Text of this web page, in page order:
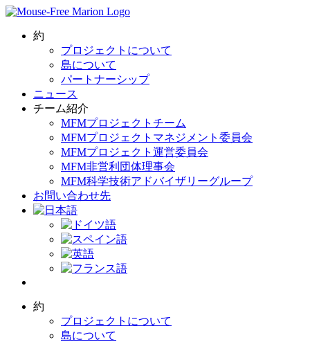
Skip
content約
プロジェクトについて
島について
パートナーシップ
ニュース
チーム紹介
MFMプロジェクトチーム
MFMプロジェクトマネジメント委員会
MFMプロジェクト運営委員会
MFM非営利団体理事会
MFM科学技術アドバイザリーグループ
お問い合わせ先
約
プロジェクトについて
島について